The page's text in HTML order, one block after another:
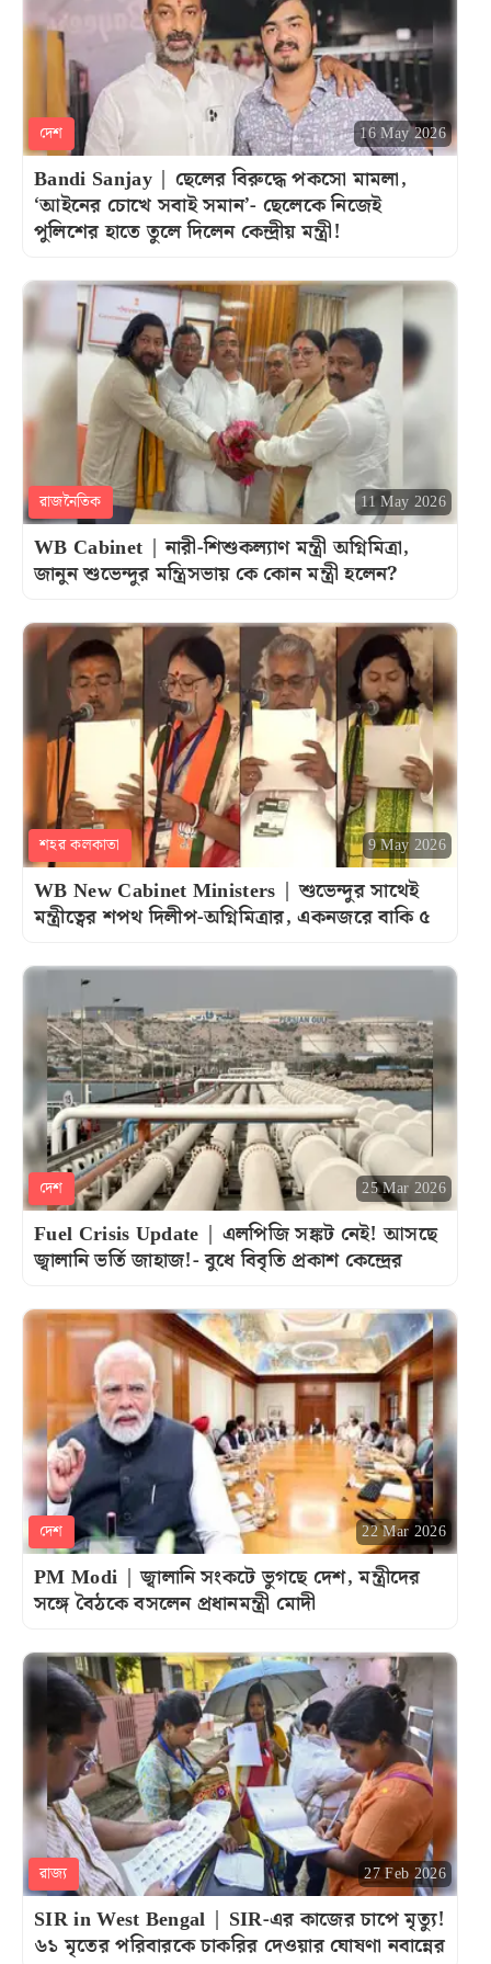
দেশ 16 May 2026
Bandi Sanjay | ছেলের বিরুদ্ধে পকসো মামলা,
‘আইনের চোখে সবাই সমান’- ছেলেকে নিজেই
পুলিশের হাতে তুলে দিলেন কেন্দ্রীয় মন্ত্রী!
রাজনৈতিক 11 May 2026
WB Cabinet | নারী-শিশুকল্যাণ মন্ত্রী অগ্নিমিত্রা,
জানুন শুভেন্দুর মন্ত্রিসভায় কে কোন মন্ত্রী হলেন?
শহর কলকাতা 9 May 2026
WB New Cabinet Ministers | শুভেন্দুর সাথেই
মন্ত্রীত্বের শপথ দিলীপ-অগ্নিমিত্রার, একনজরে বাকি ৫
দেশ 25 Mar 2026
Fuel Crisis Update | এলপিজি সঙ্কট নেই! আসছে
জ্বালানি ভর্তি জাহাজ!- বুধে বিবৃতি প্রকাশ কেন্দ্রের
দেশ 22 Mar 2026
PM Modi | জ্বালানি সংকটে ভুগছে দেশ, মন্ত্রীদের
সঙ্গে বৈঠকে বসলেন প্রধানমন্ত্রী মোদী
রাজ্য 27 Feb 2026
SIR in West Bengal | SIR-এর কাজের চাপে মৃত্যু!
৬১ মৃতের পরিবারকে চাকরির দেওয়ার ঘোষণা নবান্নের